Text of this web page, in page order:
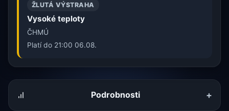
ŽLUTÁ VÝSTRAHA
Vysoké teploty
ČHMÚ
Platí do 21:00 06.08.
Podrobnosti +